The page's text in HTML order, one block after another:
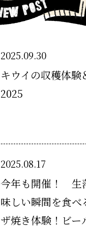
2025.09.30
キウイの収穫体
2025
2025.08.17
今年も開催！ 生
味しい瞬間を食
ザ焼き体験！ビー